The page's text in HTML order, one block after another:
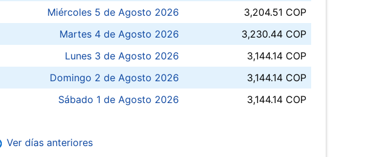
Miércoles 5 de Agosto 2026
3,204.51 COP
Martes 4 de Agosto 2026
3,230.44 COP
Lunes 3 de Agosto 2026
3,144.14 COP
Domingo 2 de Agosto 2026
3,144.14 COP
Sábado 1 de Agosto 2026
3,144.14 COP
Ver días anteriores